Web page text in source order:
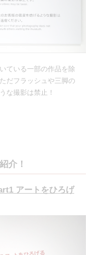
ている一部の作品を除
だフラッシュや三脚の
な撮影は禁止！
介！
アートをひろげ